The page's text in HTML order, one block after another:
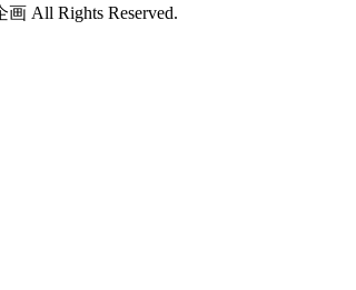
All Rights Reserved.